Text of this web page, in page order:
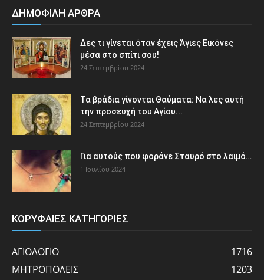
ΔΗΜΟΦΙΛΗ ΑΡΘΡΑ
Δες τι γίνεται όταν έχεις Άγιες Εικόνες
μέσα στο σπίτι σου!
24 Σεπτεμβρίου 2024
Τα βράδια γίνονται Θαύματα: Να λες αυτή
την προσευχή του Αγίου...
24 Σεπτεμβρίου 2024
Για αυτούς που φοράνε Σταυρό στο λαιμό…
1 Ιουλίου 2024
ΚΟΡΥΦΑΙΕΣ ΚΑΤΗΓΟΡΙΕΣ
ΑΓΙΟΛΟΓΙΟ
1716
ΜΗΤΡΟΠΟΛΕΙΣ
1203